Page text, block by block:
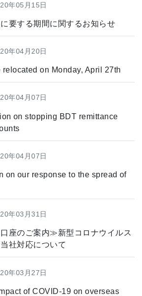
年05月15日
要する期間に関するお知らせ
年04月20日
on Monday, April 27th
年04月07日
on stopping BDT remittance
年04月07日
on our response to the spread of
年03月31日
座のご案内≫新型コロナウイルス
社対応について
年03月27日
of COVID-19 on overseas